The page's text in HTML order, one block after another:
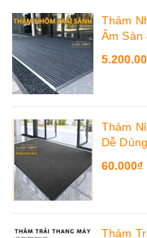
Thảm
Âm Sàn
Thảm
Dễ Dùng
60.000₫
Thảm